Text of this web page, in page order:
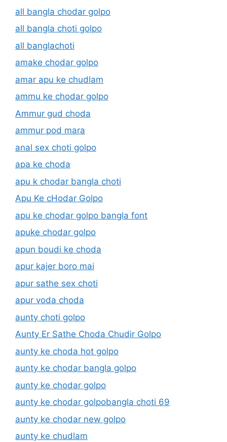
all bangla chodar golpo
all bangla choti golpo
all banglachoti
amake chodar golpo
amar apu ke chudlam
ammu ke chodar golpo
Ammur gud choda
ammur pod mara
anal sex choti golpo
apa ke choda
apu k chodar bangla choti
Apu Ke cHodar Golpo
apu ke chodar golpo bangla font
apuke chodar golpo
apun boudi ke choda
apur kajer boro mai
apur sathe sex choti
apur voda choda
aunty choti golpo
Aunty Er Sathe Choda Chudir Golpo
aunty ke choda hot golpo
aunty ke chodar bangla golpo
aunty ke chodar golpo
aunty ke chodar golpobangla choti 69
aunty ke chodar new golpo
aunty ke chudlam